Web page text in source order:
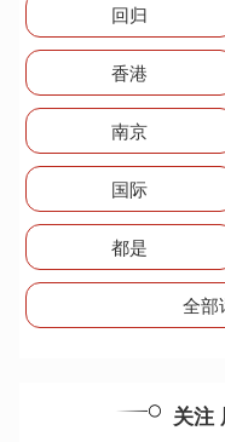
回归
香港
南京
国际
都是
全部
关注